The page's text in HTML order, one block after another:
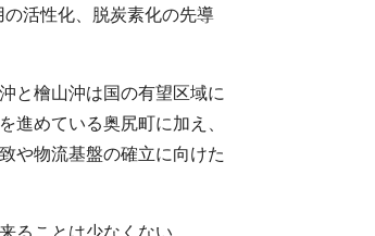
活性化、脱炭素化の先導
と檜山沖は国の有望区域に
めている奥尻町に加え、
や物流基盤の確立に向けた